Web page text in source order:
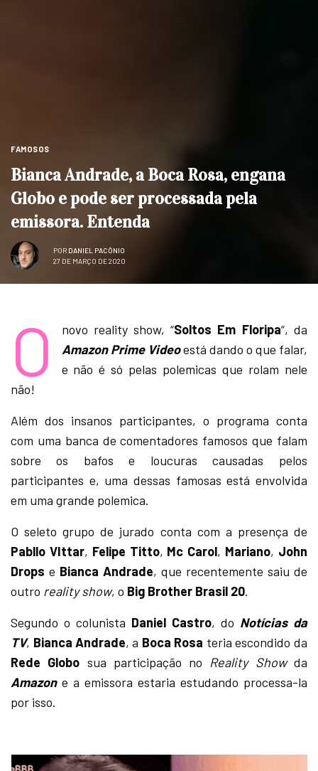
FAMOSOS
Bianca Andrade, a Boca Rosa, engana
Globo e pode ser processada pela
emissora. Entenda
POR DANIEL PACÔNIO
27 DE MARÇO DE 2020
O novo reality show, “Soltos Em Floripa“, da
Amazon Prime Videoestá dando o que falar,
e não é só pelas polemicas que rolam nele
não!
Além dos insanos participantes, o programa conta
com uma banca de comentadores famosos que falam
sobre os bafos e loucuras causadas pelos
participantes e, uma dessas famosas está envolvida
em uma grande polemica.
O seleto grupo de jurado conta com a presença de
Pabllo VIttar, Felipe Titto, Mc Carol, Mariano, John
Drops e Bianca Andrade, que recentemente saiu de
outro reality show, o Big Brother Brasil 20.
Segundo o colunista Daniel Castro, do Notícias da
TV, Bianca Andrade, a Boca Rosa teria escondido da
Rede Globo sua participação no Reality Showda
Amazon e a emissora estaria estudando processa-la
por isso.